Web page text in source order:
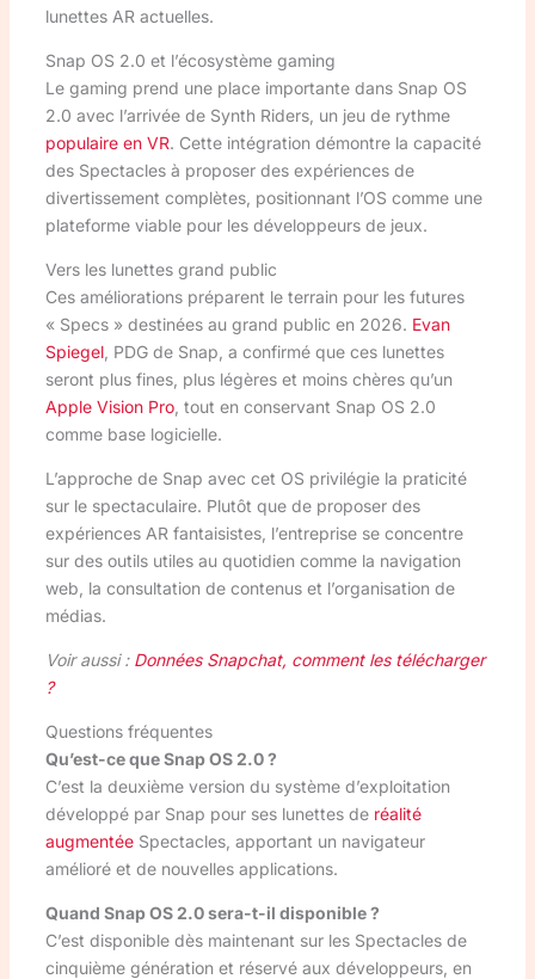
lunettes AR actuelles.
Snap OS 2.0 et l’écosystème gaming
Le gaming prend une place importante dans Snap OS
2.0 avec l’arrivée de Synth Riders, un jeu de rythme
populaire en VR. Cette intégration démontre la capacité
des Spectacles à proposer des expériences de
divertissement complètes, positionnant l’OS comme une
plateforme viable pour les développeurs de jeux.
Vers les lunettes grand public
Ces améliorations préparent le terrain pour les futures
« Specs » destinées au grand public en 2026. Evan
Spiegel, PDG de Snap, a confirmé que ces lunettes
seront plus fines, plus légères et moins chères qu’un
Apple Vision Pro, tout en conservant Snap OS 2.0
comme base logicielle.
L’approche de Snap avec cet OS privilégie la praticité
sur le spectaculaire. Plutôt que de proposer des
expériences AR fantaisistes, l’entreprise se concentre
sur des outils utiles au quotidien comme la navigation
web, la consultation de contenus et l’organisation de
médias.
Voir aussi : Données Snapchat, comment les télécharger
?
Questions fréquentes
Qu’est-ce que Snap OS 2.0 ?
C’est la deuxième version du système d’exploitation
développé par Snap pour ses lunettes de réalité
augmentéeSpectacles, apportant un navigateur
amélioré et de nouvelles applications.
Quand Snap OS 2.0 sera-t-il disponible ?
C’est disponible dès maintenant sur les Spectacles de
cinquième génération et réservé aux développeurs, en